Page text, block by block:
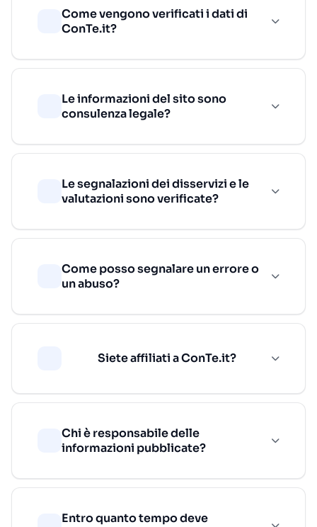
Come vengono verificati i dati di
ConTe.it?
Le informazioni del sito sono
consulenza legale?
Le segnalazioni dei disservizi e le
valutazioni sono verificate?
Come posso segnalare un errore o
un abuso?
Siete affiliati a ConTe.it?
Chi è responsabile delle
informazioni pubblicate?
Entro quanto tempo deve